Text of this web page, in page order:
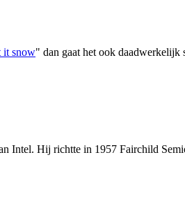
it snow" dan gaat het ook daadwerkelijk
Intel. Hij richtte in 1957 Fairchild